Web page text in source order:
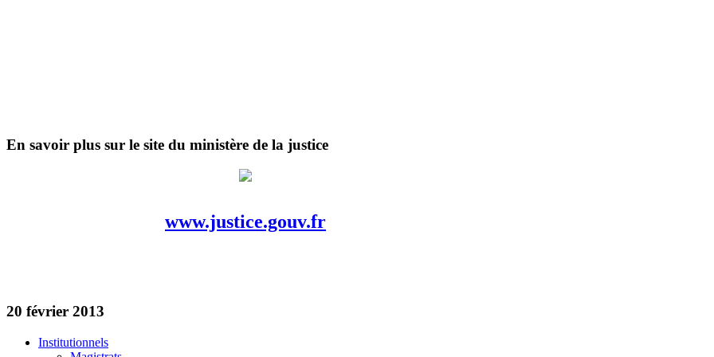
En savoir plus sur le site du ministère de la justice
www.justice.gouv.fr
20 février 2013
Institutionnels